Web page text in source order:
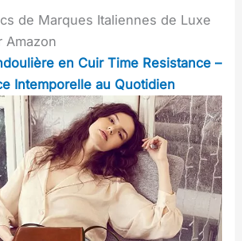
de Marques Italiennes de Luxe
Amazon
en Cuir Time Resistance –
Intemporelle au Quotidien